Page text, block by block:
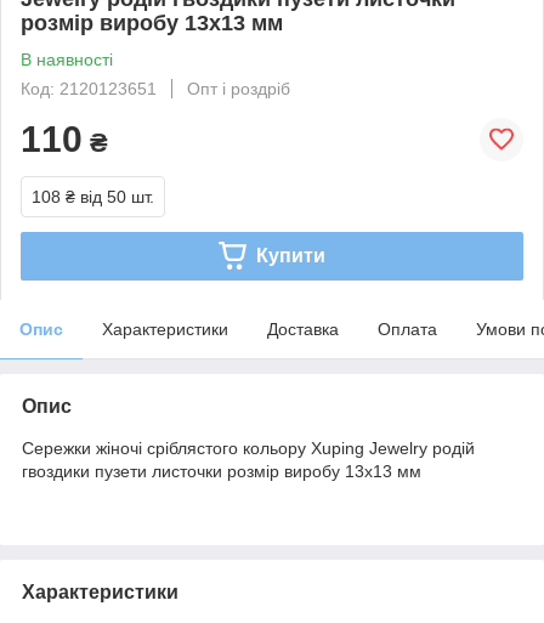
розмір виробу 13х13 мм
В наявності
Код: 2120123651
Опт і роздріб
110 ₴
108 ₴ від 50 шт.
Купити
Опис Характеристики Доставка Оплата Умови
Опис
Сережки жіночі сріблястого кольору Xuping Jewelry родій
гвоздики пузети листочки розмір виробу 13х13 мм
Характеристики